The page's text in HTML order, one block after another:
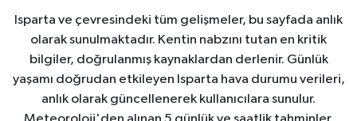
Isparta ve çevresindeki tüm gelişmeler, bu sayfada anlık
olarak sunulmaktadır. Kentin nabzını tutan en kritik
bilgiler, doğrulanmış kaynaklardan derlenir. Günlük
yaşamı doğrudan etkileyen Isparta hava durumu verileri,
anlık olarak güncellenerek kullanıcılara sunulur.